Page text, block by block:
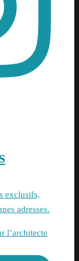
exclusifs,
adresses.
l’architecte